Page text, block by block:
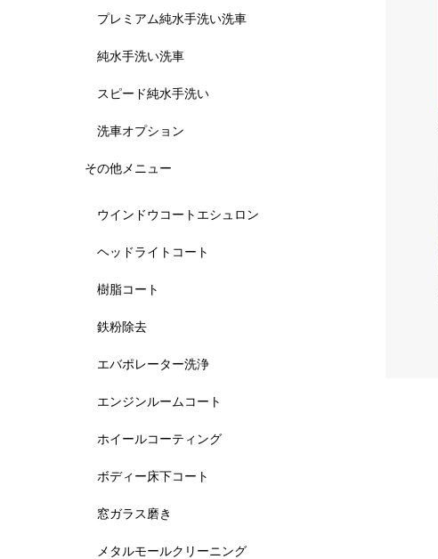
プレミアム純水手洗い洗車
純水手洗い洗車
スピード純水手洗い
洗車オプション
その他メニュー
ウインドウコートエシュロン
ヘッドライトコート
樹脂コート
鉄粉除去
エバポレーター洗浄
エンジンルームコート
ホイールコーティング
ボディー床下コート
窓ガラス磨き
メタルモールクリーニング